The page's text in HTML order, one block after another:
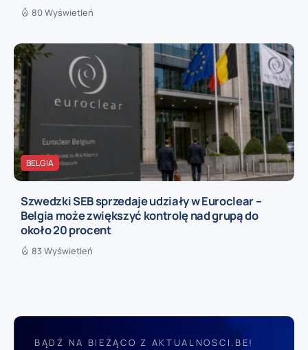
80 Wyświetleń
BELGIA
Szwedzki SEB sprzedaje udziały w Euroclear –
Belgia może zwiększyć kontrolę nad grupą do
około 20 procent
83 Wyświetleń
BĄDŹ NA BIEŻĄCO Z AKTUALNOSCI.BE!